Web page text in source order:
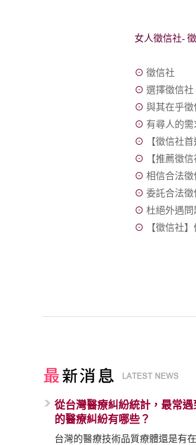
女人徵信社-
⊙ 徵信社
⊙ 選擇徵信社
⊙ 與其在乎
⊙ 有尋人的
⊙
【徵信社
⊙
【推薦徵
⊙ 相信合法
⊙ 委託合法
⊙ 杜絕外遇
⊙
【徵信社
從台灣醫療糾紛統計，最常遇
的醫療糾紛有哪些？
台灣的醫療技術品質療體還是有